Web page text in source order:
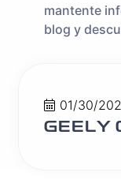
01/30/
GEELY
mantente
blog y